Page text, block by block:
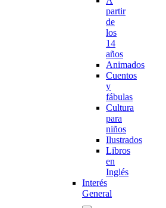
partir
de
los
14
años
Animados
Cuentos
y
fábulas
Cultura
para
niños
Ilustrados
Libros
en
Inglés
Interés
General